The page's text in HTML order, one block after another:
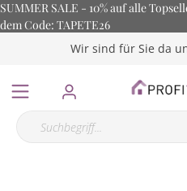
SUMMER SALE - 10% auf alle
dem Code: TAPETE26
Wir sind für Sie da